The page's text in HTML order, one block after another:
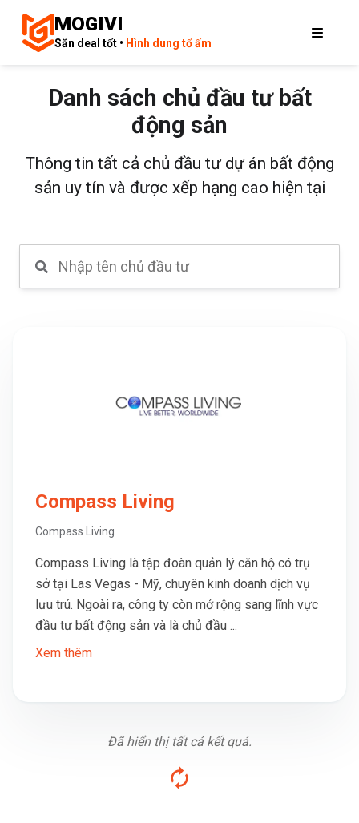
MOGIVI
Săn deal tốt • Hình dung tổ ấm
Danh sách chủ đầu tư bất
động sản
Thông tin tất cả chủ đầu tư dự án bất động
sản uy tín và được xếp hạng cao hiện tại
Compass Living
Compass Living
Compass Living là tập đoàn quản lý căn hộ có trụ
sở tại Las Vegas - Mỹ, chuyên kinh doanh dịch vụ
lưu trú. Ngoài ra, công ty còn mở rộng sang lĩnh vực
đầu tư bất động sản và là chủ đầu ...
Xem thêm
Đã hiển thị tất cả kết quả.